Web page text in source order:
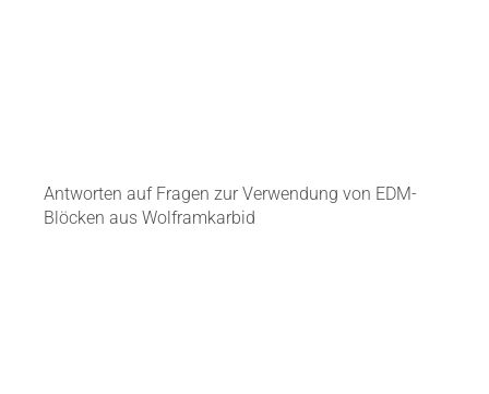
Antworten auf Fragen zur Verwendung von EDM-
Blöcken aus Wolframkarbid